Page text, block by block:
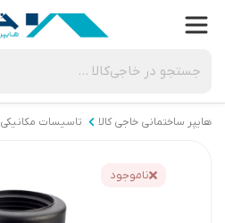
هایپر ساختمانی خاجی‌ کالا تاسیسات مکانیکی
ناموجود